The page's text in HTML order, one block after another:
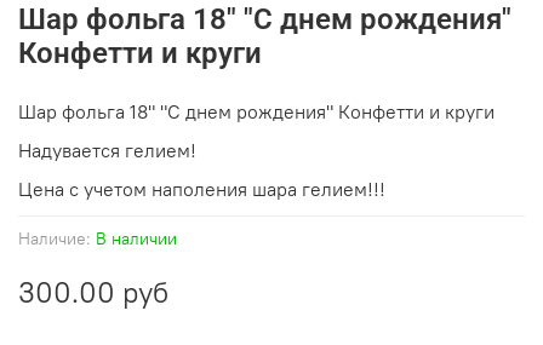
Наличие: В наличии
Шар фольга 18" "С днем рождения"
Конфетти и круги
300.00 руб
Шар фольга 18" "С днем рождения" Конфетти и круги
Надувается гелием!
Цена с учетом наполения шара гелием!!!